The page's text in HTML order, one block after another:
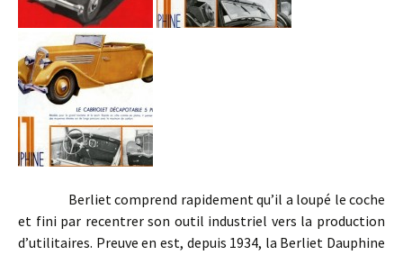
Berliet comprend rapidement qu’il a loupé le coche
et fini par recentrer son outil industriel vers la production
d’utilitaires. Preuve en est, depuis 1934, la Berliet Dauphine